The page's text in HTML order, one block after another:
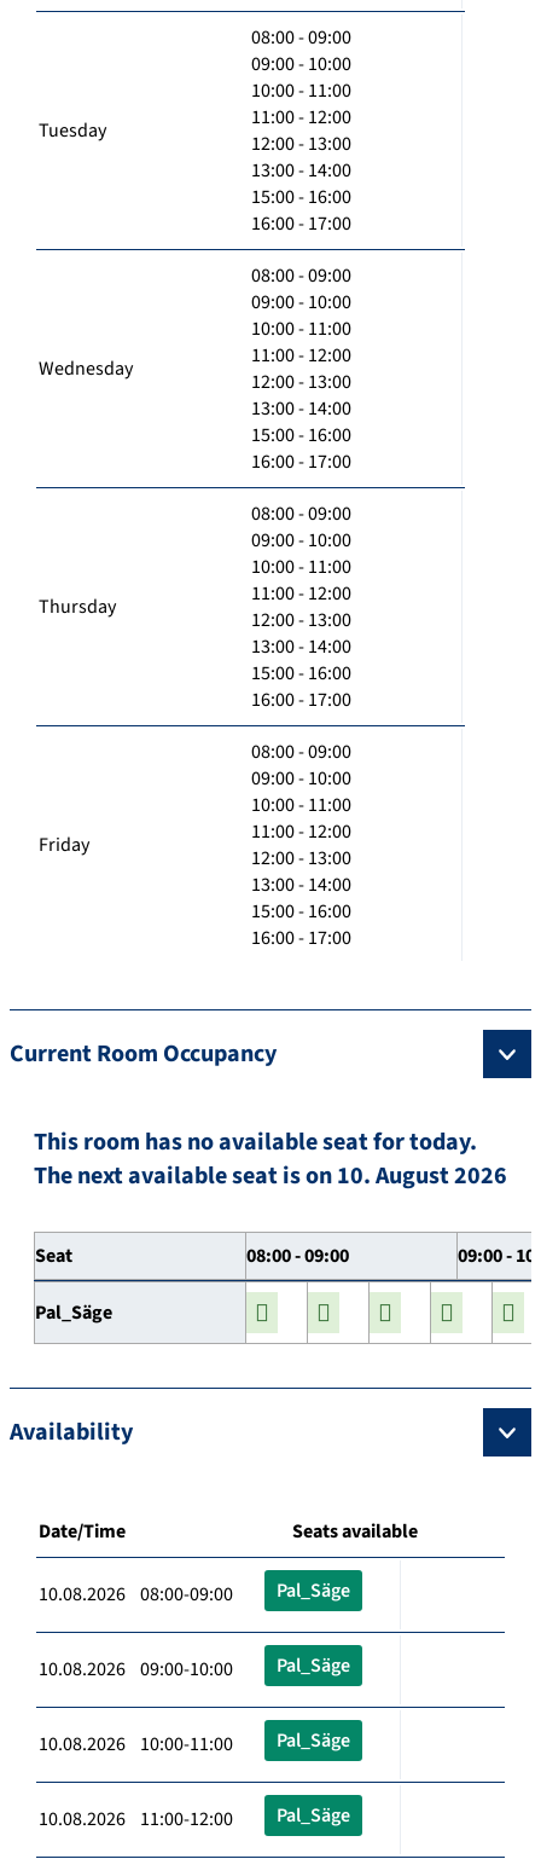
Tuesday
08:00 - 09:00
09:00 - 10:00
10:00 - 11:00
11:00 - 12:00
12:00 - 13:00
13:00 - 14:00
15:00 - 16:00
16:00 - 17:00
Wednesday
08:00 - 09:00
09:00 - 10:00
10:00 - 11:00
11:00 - 12:00
12:00 - 13:00
13:00 - 14:00
15:00 - 16:00
16:00 - 17:00
Thursday
08:00 - 09:00
09:00 - 10:00
10:00 - 11:00
11:00 - 12:00
12:00 - 13:00
13:00 - 14:00
15:00 - 16:00
16:00 - 17:00
Friday
08:00 - 09:00
09:00 - 10:00
10:00 - 11:00
11:00 - 12:00
12:00 - 13:00
13:00 - 14:00
15:00 - 16:00
16:00 - 17:00
Current Room Occupancy
This room has no available seat for today.
The next available seat is on 10. August 2026
Seat 08:00 - 09:00 09:00 -
Pal_Säge
Availability
Date/Time Seats available
10.08.2026 08:00-09:00 Pal_Säge
10.08.2026 09:00-10:00 Pal_Säge
10.08.2026 10:00-11:00 Pal_Säge
10.08.2026 11:00-12:00 Pal_Säge